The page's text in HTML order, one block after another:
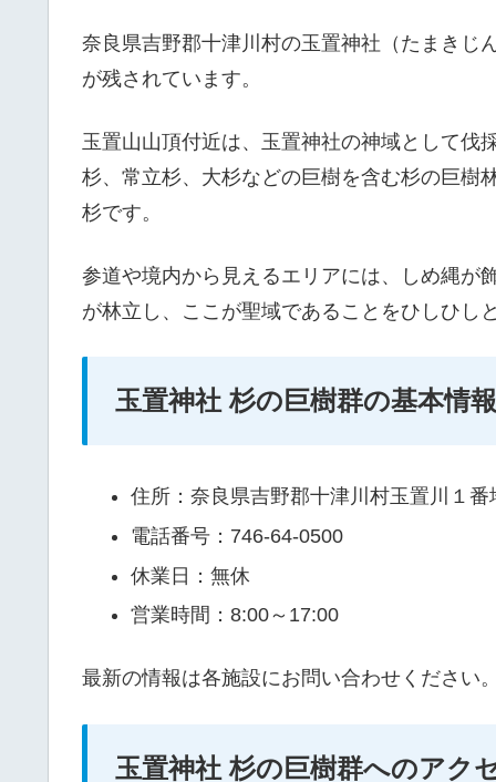
奈良県吉野郡十津川村の玉置神社（たまきじ
が残されています。
玉置山山頂付近は、玉置神社の神域として伐
杉、常立杉、大杉などの巨樹を含む杉の巨樹
杉です。
参道や境内から見えるエリアには、しめ縄が
が林立し、ここが聖域であることをひしひし
玉置神社 杉の巨樹群の基本情報
住所：奈良県吉野郡十津川村玉置川１番
電話番号：746-64-0500
休業日：無休
営業時間：8:00～17:00
最新の情報は各施設にお問い合わせください
玉置神社 杉の巨樹群へのアク